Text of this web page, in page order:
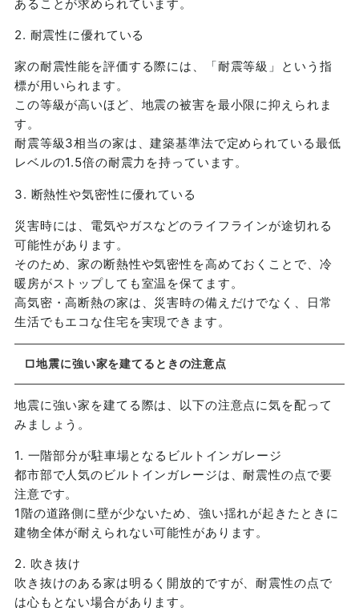
あることが求められています。
2. 耐震性に優れている
家の耐震性能を評価する際には、「耐震等級」という指
標が用いられます。
この等級が高いほど、地震の被害を最小限に抑えられま
す。
耐震等級3相当の家は、建築基準法で定められている最低
レベルの1.5倍の耐震力を持っています。
3. 断熱性や気密性に優れている
災害時には、電気やガスなどのライフラインが途切れる
可能性があります。
そのため、家の断熱性や気密性を高めておくことで、冷
暖房がストップしても室温を保てます。
高気密・高断熱の家は、災害時の備えだけでなく、日常
生活でもエコな住宅を実現できます。
□地震に強い家を建てるときの注意点
地震に強い家を建てる際は、以下の注意点に気を配って
みましょう。
1. 一階部分が駐車場となるビルトインガレージ
都市部で人気のビルトインガレージは、耐震性の点で要
注意です。
1階の道路側に壁が少ないため、強い揺れが起きたときに
建物全体が耐えられない可能性があります。
2. 吹き抜け
吹き抜けのある家は明るく開放的ですが、耐震性の点で
は心もとない場合があります。